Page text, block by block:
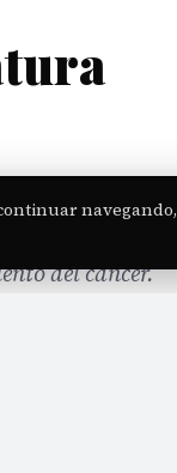
especialistas
del cáncer.
navegando,